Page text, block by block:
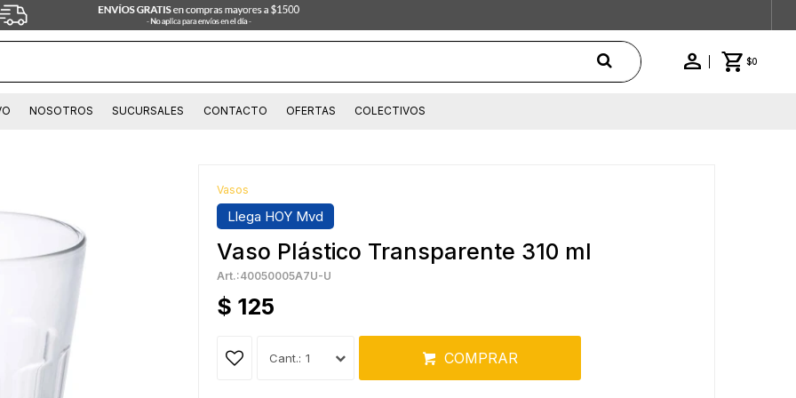
$0
NOSOTROS SUCURSALES CONTACTO OFERTAS COLECTIVOS
Vasos
Llega HOY Mvd
Vaso Plástico Transparente 310 ml
40050005A7U-U
$ 125
1 COMPRAR